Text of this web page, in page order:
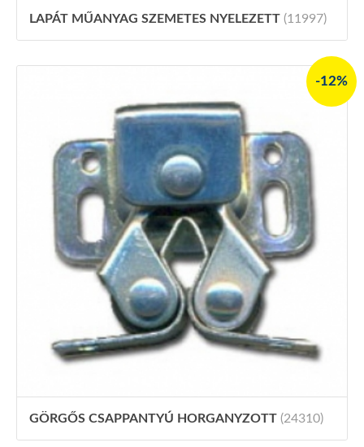
LAPÁT MŰANYAG SZEMETES NYELEZETT (11997)
-12%
GÖRGŐS CSAPPANTYÚ HORGANYZOTT (24310)